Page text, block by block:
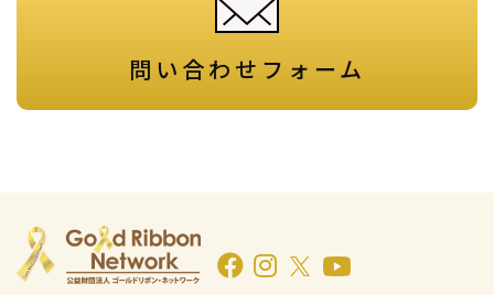
問い合わせフォーム